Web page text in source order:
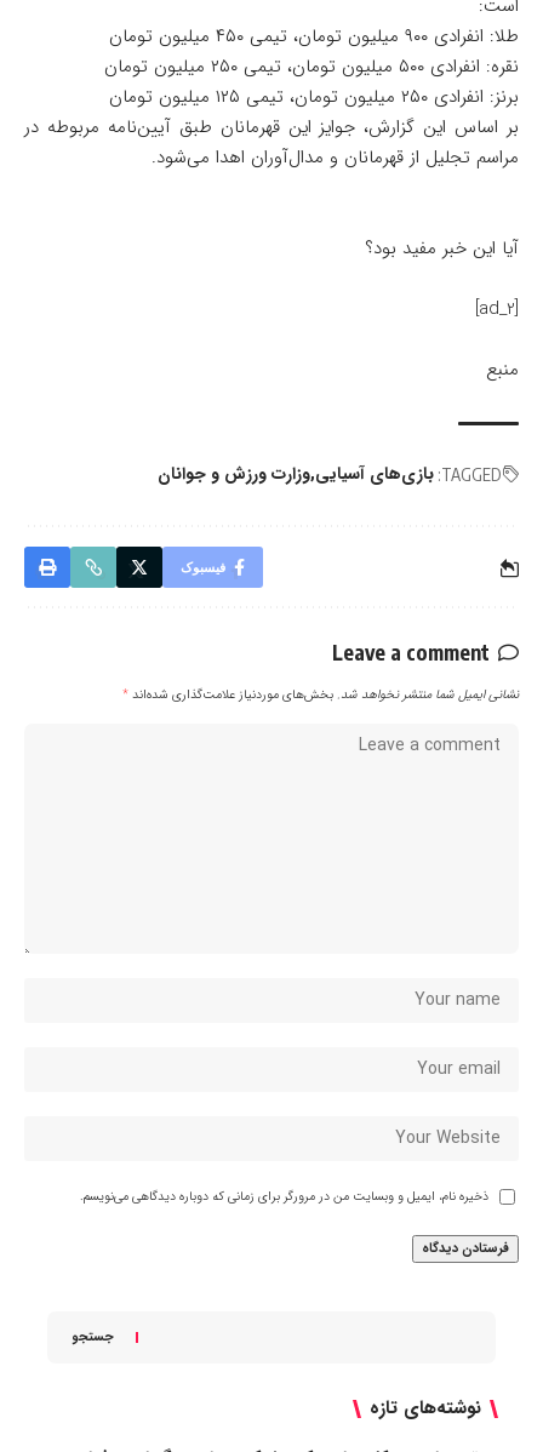
است:
طلا: انفرادی ۹۰۰ میلیون تومان، تیمی ۴۵۰ میلیون تومان
نقره: انفرادی ۵۰۰ میلیون تومان، تیمی ۲۵۰ میلیون تومان
برنز: انفرادی ۲۵۰ میلیون تومان، تیمی ۱۲۵ میلیون تومان
بر اساس این گزارش، جوایز این قهرمانان طبق آیین‌نامه مربوطه در
مراسم تجلیل از قهرمانان و مدال‌آوران اهدا می‌شود.
آیا این خبر مفید بود؟
[ad_2]
منبع
TAGGED: بازی‌های آسیایی وزارت ورزش و جوانان
فیسبوک
Leave a comment
نشانی ایمیل شما منتشر نخواهد شد. بخش‌های موردنیاز علامت‌گذاری شده‌اند*
ذخیره نام، ایمیل و وبسایت من در مرورگر برای زمانی که دوباره دیدگاهی می‌نویسم.
جستجو
نوشته‌های تازه